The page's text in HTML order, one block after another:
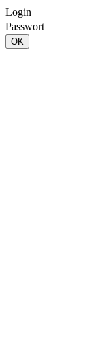
Login
Passwort